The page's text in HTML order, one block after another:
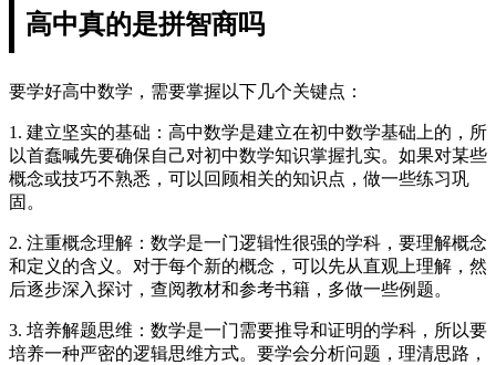
高中真的是拼智商吗
要学好高中数学，需要掌握以下几个关键点：
1. 建立坚实的基础：高中数学是建立在初中数学基础上的，所
以首蠢喊先要确保自己对初中数学知识掌握扎实。如果对某些
概念或技巧不熟悉，可以回顾相关的知识点，做一些练习巩
固。
2. 注重概念理解：数学是一门逻辑性很强的学科，要理解概念
和定义的含义。对于每个新的概念，可以先从直观上理解，然
后逐步深入探讨，查阅教材和参考书籍，多做一些例题。
3. 培养解题思维：数学是一门需要推导和证明的学科，所以要
培养一种严密的逻辑思维方式。要学会分析问题，理清思路，